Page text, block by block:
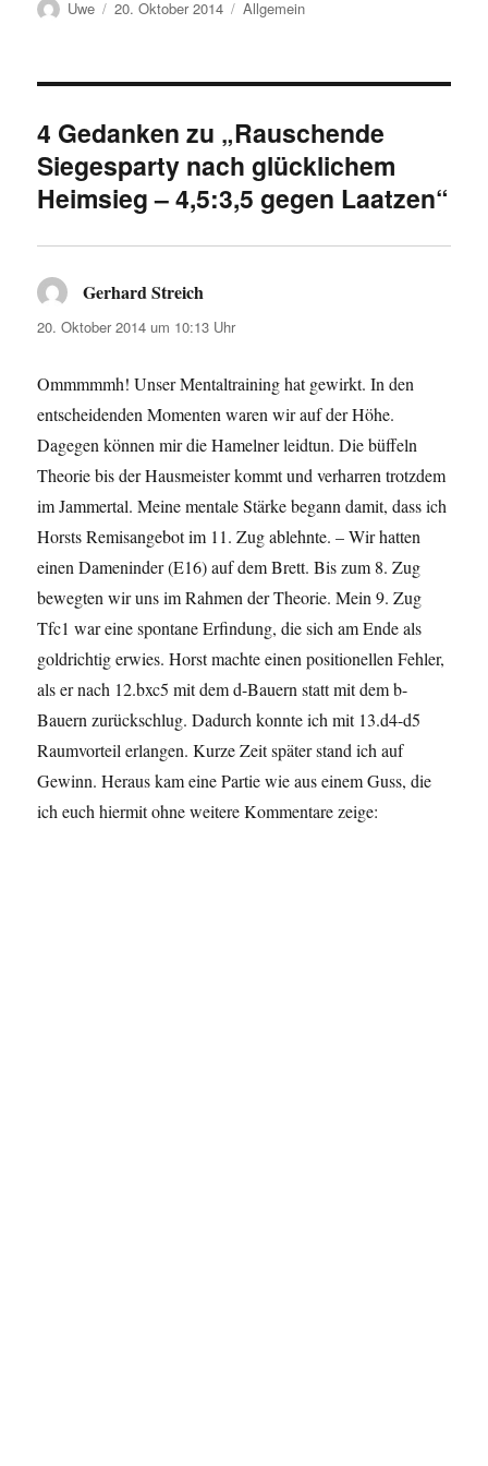
Autor
Uwe
Veröffentlicht
20. Oktober 2014 Kategorien
Allgemein
4 Gedanken zu „Rauschende
Siegesparty nach glücklichem
Heimsieg – 4,5:3,5 gegen Laatzen“
Gerhard Streich
20. Oktober 2014 um 10:13 Uhr
Ommmmmh! Unser Mentaltraining hat gewirkt. In den
entscheidenden Momenten waren wir auf der Höhe.
Dagegen können mir die Hamelner leidtun. Die büffeln
Theorie bis der Hausmeister kommt und verharren trotzdem
im Jammertal. Meine mentale Stärke begann damit, dass ich
Horsts Remisangebot im 11. Zug ablehnte. – Wir hatten
einen Dameninder (E16) auf dem Brett. Bis zum 8. Zug
bewegten wir uns im Rahmen der Theorie. Mein 9. Zug
Tfc1 war eine spontane Erfindung, die sich am Ende als
goldrichtig erwies. Horst machte einen positionellen Fehler,
als er nach 12.bxc5 mit dem d-Bauern statt mit dem b-
Bauern zurückschlug. Dadurch konnte ich mit 13.d4-d5
Raumvorteil erlangen. Kurze Zeit später stand ich auf
Gewinn. Heraus kam eine Partie wie aus einem Guss, die
ich euch hiermit ohne weitere Kommentare zeige: